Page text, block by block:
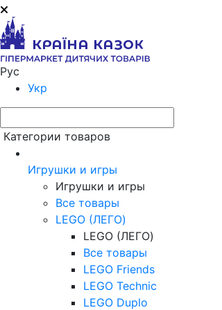
Рус
Укр
Категории товаров
Игрушки и игры
Игрушки и игры
Все товары
LEGO (ЛЕГО)
LEGO (ЛЕГО)
Все товары
LEGO Friends
LEGO Technic
LEGO Duplo